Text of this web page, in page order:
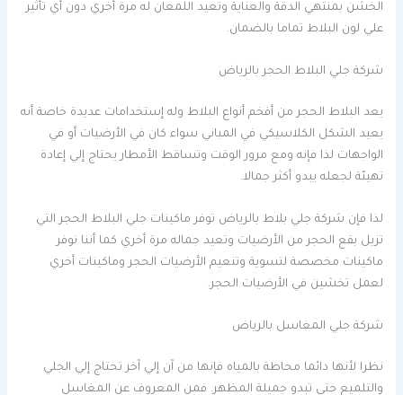
الخشن بمنتهي الدقة والعناية وتعيد اللمعان له مرة أخري دون أي تأثير
علي لون البلاط تماما بالضمان.
شركة جلي البلاط الحجر بالرياض
يعد البلاط الحجر من أفخم أنواع البلاط وله إستخدامات عديدة خاصة أنه
يعيد الشكل الكلاسيكي في المباني سواء كان في الأرضيات أو في
الواجهات لذا فإنه ومع مرور الوقت وتساقط الأمطار يحتاج إلي إعادة
تهيئة لجعله يبدو أكثر جمالا.
لذا فإن شركة جلي بلاط بالرياض توفر ماكينات جلي البلاط الحجر التي
تزيل بقع الحجر من الأرضيات وتعيد جماله مرة أخري كما أننا نوفر
ماكينات مخصصة لتسوية وتنعيم الأرضيات الحجر وماكينات أخري
لعمل تخشين في الأرضيات الحجر.
شركة جلي المغاسل بالرياض
نظرا لأنها دائما محاطة بالمياه فإنها من آن إلي آخر تحتاج إلي الجلي
والتلميع حتي تبدو جميلة المظهر. فمن المعروف عن المغاسل